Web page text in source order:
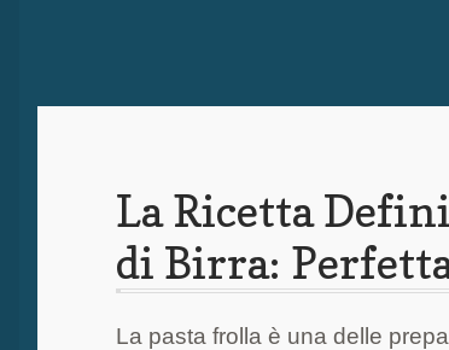
La Ricetta
di Birra:
La pasta frolla è una delle